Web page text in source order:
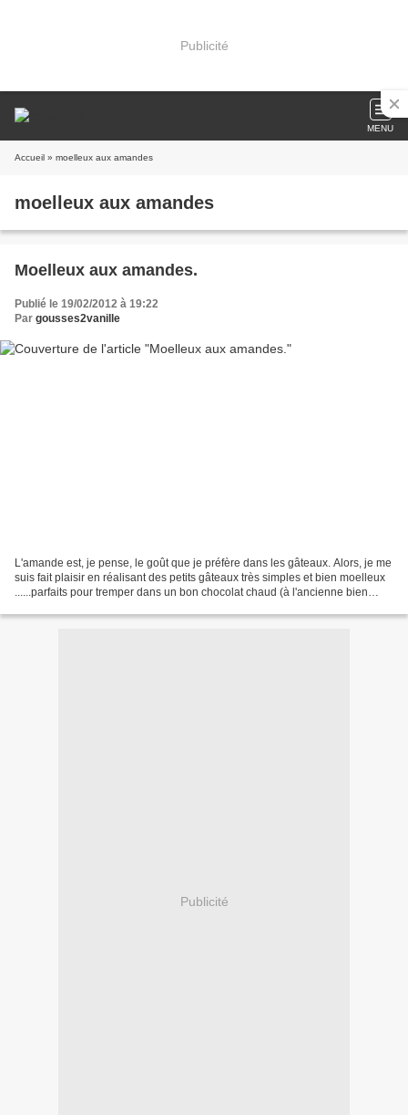
Publicité
MENU
Accueil » moelleux aux amandes
moelleux aux amandes
Moelleux aux amandes.
Publié le 19/02/2012 à 19:22
Par gousses2vanille
L'amande est, je pense, le goût que je préfère dans les gâteaux. Alors, je me
suis fait plaisir en réalisant des petits gâteaux très simples et bien moelleux
......parfaits pour tremper dans un bon chocolat chaud (à l'ancienne bien
Publicité